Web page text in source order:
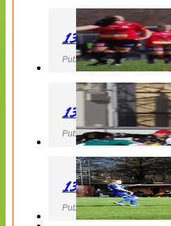
130427 LB 07 –
Publicerad 27 April 2013,
130427 IF
Publicerad 27 April 2013,
130427 LdB FC
Publicerad 27 April 2013,